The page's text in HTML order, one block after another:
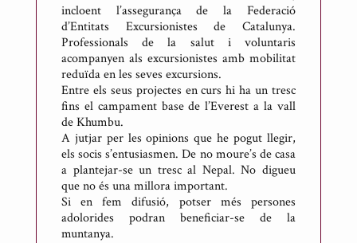
i
R
c
a
r
t
d
e
M
e
s
incloent l’assegurança de la Federació
d’Entitats Excursionistes de Catalunya.
Professionals de la salut i voluntaris
acompanyen als excursionistes amb mobilitat
reduïda en les seves excursions.
Entre els seus projectes en curs hi ha un tresc
fins el campament base de l’Everest a la vall
de Khumbu.
A jutjar per les opinions que he pogut llegir,
els socis s’entusiasmen. De no moure’s de casa
a plantejar-se un tresc al Nepal. No digueu
que no és una millora important.
Si en fem difusió, potser més persones
adolorides podran beneficiar-se de la
muntanya.